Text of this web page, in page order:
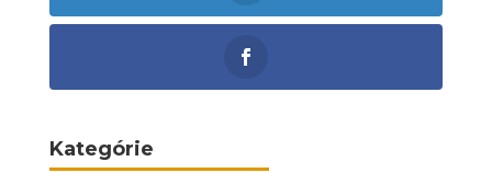
Kategórie